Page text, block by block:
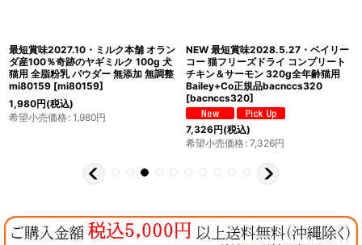
最短賞味2027.10・ミルク本舗 オラン
ダ産100％奇跡のヤギミルク 100g 犬
猫用 全脂粉乳 パウダー 無添加 無調整
mi80159 [mi80159]
1,980円(税込)
希望小売価格: 1,980円
NEW 最短賞味2028.5.27・ベイリー
コー 猫フリーズドライ コンプリート
チキン＆サーモン 320g全年齢猫用
Bailey+Co正規品bacnccs320
[bacnccs320]
7,326円(税込)
希望小売価格: 7,326円